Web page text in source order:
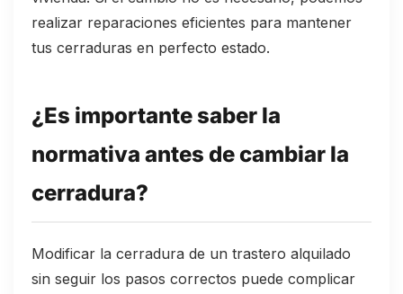
realizar reparaciones eficientes para mantener
tus cerraduras en perfecto estado.
¿Es importante saber la
normativa antes de cambiar la
cerradura?
Modificar la cerradura de un trastero alquilado
sin seguir los pasos correctos puede complicar